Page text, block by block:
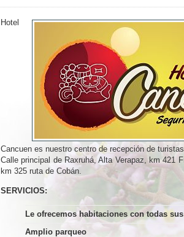
Hotel
Cancuen es nuestro centro de recepción de
Calle principal de Raxruhá, Alta Verapaz, km 421
km 325 ruta de Cobán.
SERVICIOS:
Le ofrecemos habitaciones con todas
Amplio parqueo